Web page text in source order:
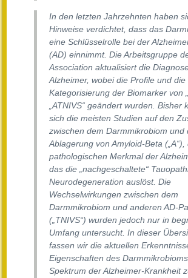
In den letzten Jahrzehnten haben
Hinweise verdichtet, dass das
eine Schlüsselrolle bei der
(AD) einnimmt. Die Arbeitsgruppe
Association aktualisiert die
Alzheimer, wobei die Profile und die
Kategorisierung der Biomarker von
„ATNIVS“ geändert wurden. Bisher
sich die meisten Studien auf den
zwischen dem Darmmikrobiom und
Ablagerung von Amyloid-Beta
pathologischen Merkmal der
das die „nachgeschaltete“
Neurodegeneration auslöst. Die
Wechselwirkungen zwischen dem
Darmmikrobiom und anderen AD-
(„TNIVS“) wurden jedoch nur in
Umfang untersucht. In dieser
fassen wir die aktuellen
Eigenschaften des
Spektrum der Alzheimer-Krankheit